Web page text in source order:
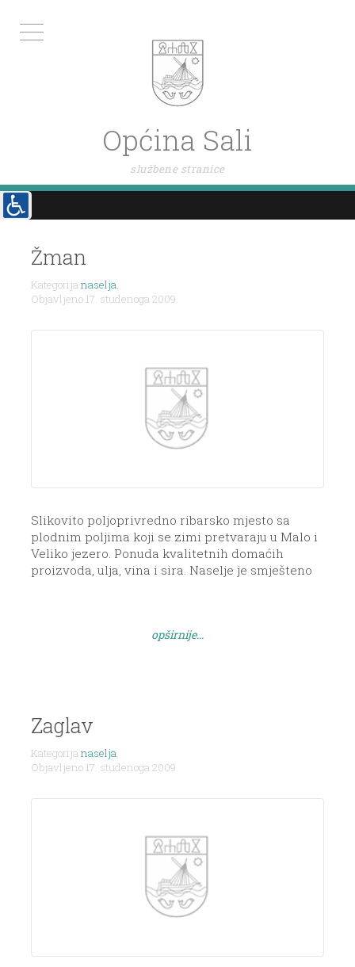
Općina Sali
službene stranice
Žman
Kategorijanaselja,
Objavljeno 17. studenoga 2009.
Slikovito poljoprivredno ribarsko mjesto sa
plodnim poljima koji se zimi pretvaraju u Malo i
Veliko jezero. Ponuda kvalitetnih domaćih
proizvoda, ulja, vina i sira. Naselje je smješteno
opširnije...
Zaglav
Kategorija naselja
Objavljeno 17. studenoga 2009.
Navigacija
objava